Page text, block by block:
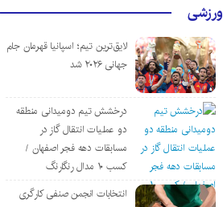
ورزشی
لایق‌ترین تیم؛ اسپانیا قهرمان جام
جهانی ۲۰۲۶ شد
درخشش تیم دومیدانی منطقه
دو عملیات انتقال گاز در
مسابقات دهه فجر اصفهان /
کسب ۱۰ مدال رنگارنگ
انتخابات انجمن صنفی کارگری